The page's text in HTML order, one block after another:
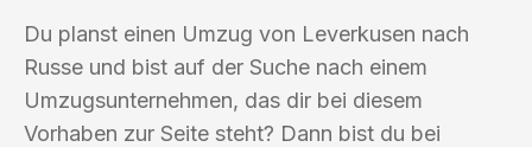
Du planst einen Umzug von Leverkusen nach
Russe und bist auf der Suche nach einem
Umzugsunternehmen, das dir bei diesem
Vorhaben zur Seite steht? Dann bist du bei